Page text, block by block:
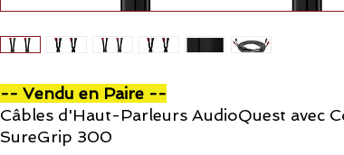
-- Vendu en Paire --
Câbles d'Haut-Parleurs AudioQuest avec
SureGrip 300